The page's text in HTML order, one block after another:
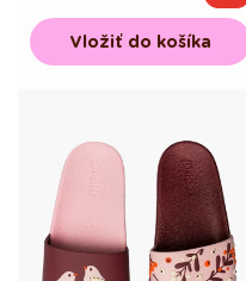
Vložiť do košíka